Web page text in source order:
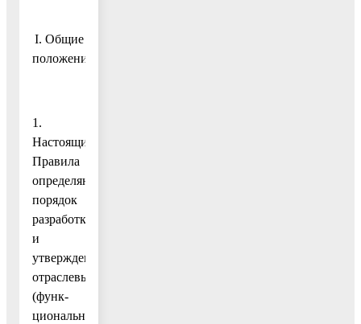
I. Общие
положения
1.
Настоящие
Правила
определяют
порядок
разработки
и
утверждения
отраслевыми
(функ-
циональными)